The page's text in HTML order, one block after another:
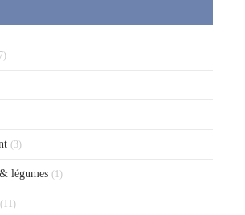
(3)
légumes (1)
(11)